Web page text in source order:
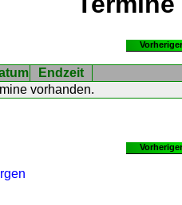
Endzeit
vorhanden.